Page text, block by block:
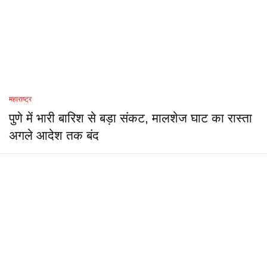
महाराष्ट्र
पुणे में भारी बारिश से बड़ा संकट, मालशेज घाट का रास्ता
अगले आदेश तक बंद